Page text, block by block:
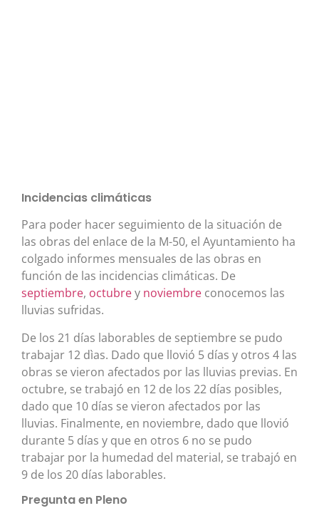
Incidencias climáticas
Para poder hacer seguimiento de la situación de
las obras del enlace de la M-50, el Ayuntamiento ha
colgado informes mensuales de las obras en
función de las incidencias climáticas. De
septiembre, octubrey noviembre conocemos las
lluvias sufridas.
De los 21 días laborables de septiembre se pudo
trabajar 12 dìas. Dado que llovió 5 días y otros 4 las
obras se vieron afectados por las lluvias previas. En
octubre, se trabajó en 12 de los 22 días posibles,
dado que 10 días se vieron afectados por las
lluvias. Finalmente, en noviembre, dado que llovió
durante 5 días y que en otros 6 no se pudo
trabajar por la humedad del material, se trabajó en
9 de los 20 días laborables.
Pregunta en Pleno